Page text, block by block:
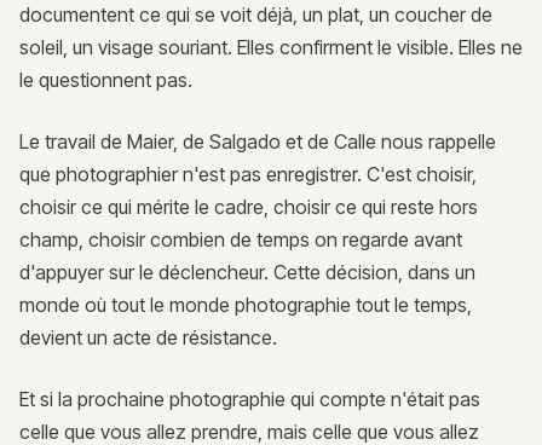
documentent ce qui se voit déjà, un plat, un coucher de
soleil, un visage souriant. Elles confirment le visible. Elles ne
le questionnent pas.
Le travail de Maier, de Salgado et de Calle nous rappelle
que photographier n'est pas enregistrer. C'est choisir,
choisir ce qui mérite le cadre, choisir ce qui reste hors
champ, choisir combien de temps on regarde avant
d'appuyer sur le déclencheur. Cette décision, dans un
monde où tout le monde photographie tout le temps,
devient un acte de résistance.
Et si la prochaine photographie qui compte n'était pas
celle que vous allez prendre, mais celle que vous allez